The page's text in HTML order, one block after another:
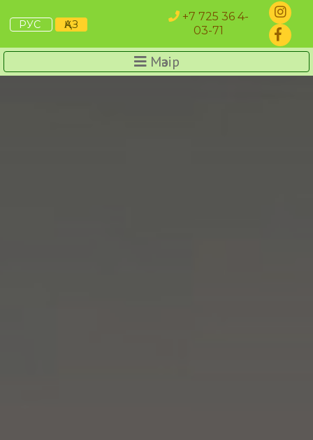
РУС ҚАЗ
+7 725 36 4-
03-71
Мәзір